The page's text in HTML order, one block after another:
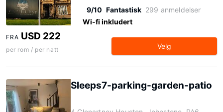
9/10 Fantastisk 299 anmeldelser
Wi-fi inkludert
FRA USD 222
per rom / per natt Velg
Sleeps7-parking-garden-patio